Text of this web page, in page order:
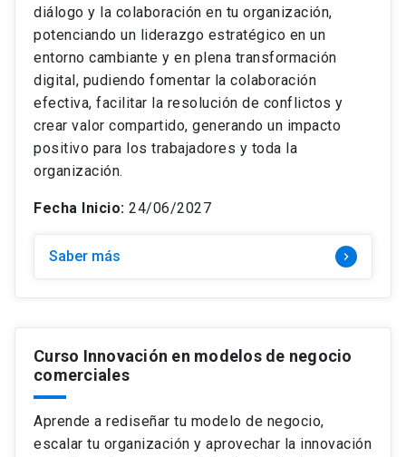
diálogo y la colaboración en tu organización,
potenciando un liderazgo estratégico en un
entorno cambiante y en plena transformación
digital, pudiendo fomentar la colaboración
efectiva, facilitar la resolución de conflictos y
crear valor compartido, generando un impacto
positivo para los trabajadores y toda la
organización.
Fecha Inicio: 24/06/2027
Saber más keyboard_arrow_right
Curso Innovación en modelos de negocio
comerciales
Aprende a rediseñar tu modelo de negocio,
escalar tu organización y aprovechar la innovación